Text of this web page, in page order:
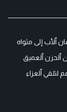
ٱلأب إلى مثواه
ٱلحزن ٱلعميق
لتلقي ٱلعزاء